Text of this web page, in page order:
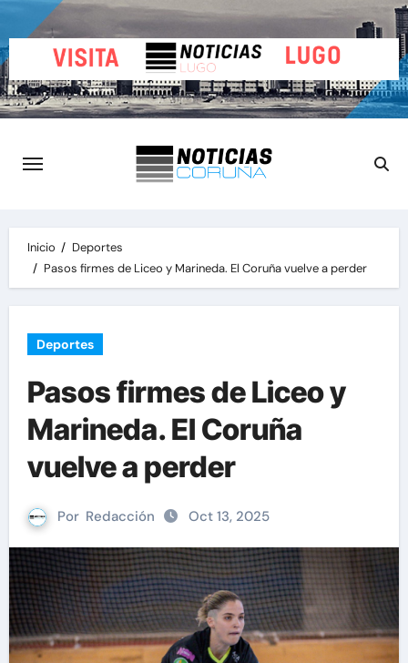
al
contenido
Inicio
Deportes
Pasos firmes de Liceo y Marineda. El Coruña vuelve a perder
Deportes
Pasos firmes de Liceo y
Marineda. El Coruña
vuelve a perder
Por Redacción Oct 13, 2025